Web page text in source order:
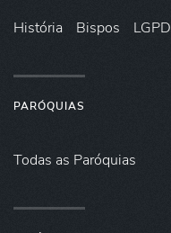
História Bispos LGPD
PARÓQUIAS
Todas as Paróquias